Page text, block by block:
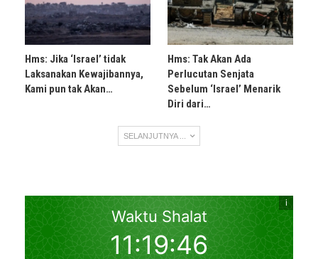
Hms: Jika ‘Israel’ tidak
Laksanakan Kewajibannya,
Kami pun tak Akan…
Hms: Tak Akan Ada
Perlucutan Senjata
Sebelum ‘Israel’ Menarik
Diri dari…
SELANJUTNYA ...